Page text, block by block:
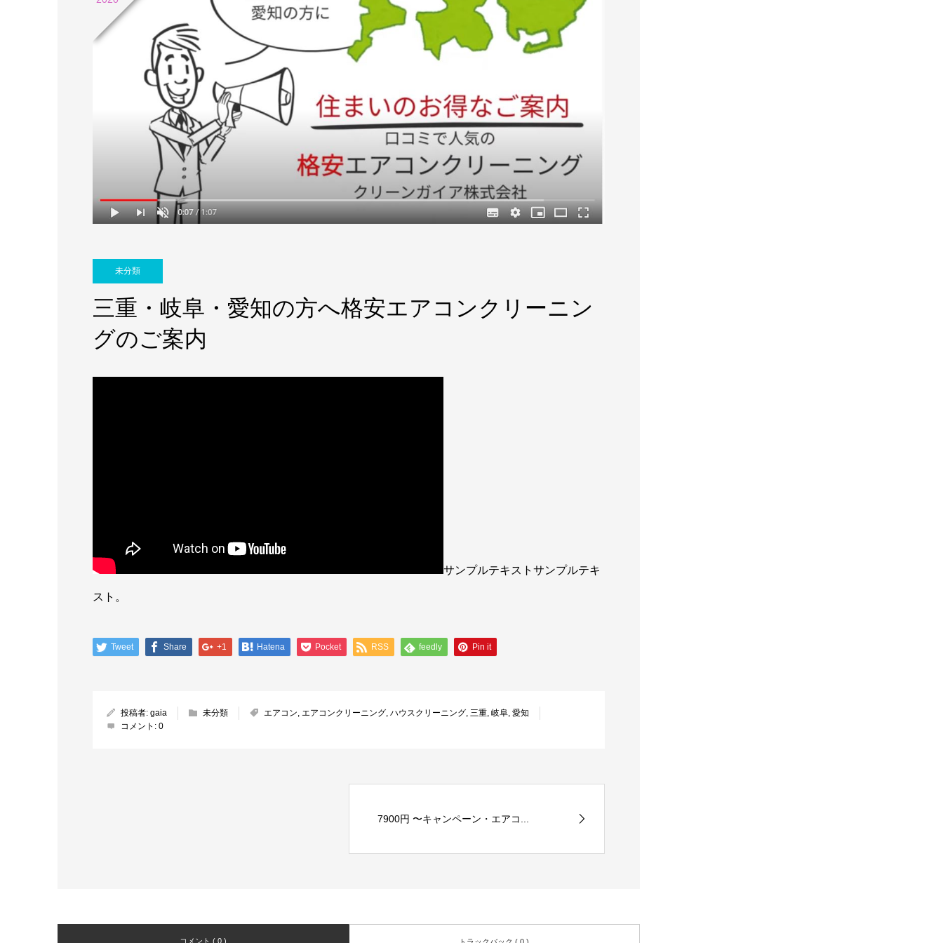
未分類
三重・岐阜・愛知の方へ格安エアコンクリーニン
グのご案内
サンプルテキストサンプルテキ
スト。
Tweet Share +1 Hatena Pocket RSS feedly Pin it
投稿者: gaia 未分類 エアコン, エアコンクリーニング, ハウスクリーニング, 三重, 岐阜, 愛知
コメント: 0
7900円 〜キャンペーン・エアコ...
コメント ( 0 )